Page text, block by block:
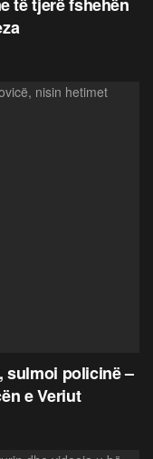
të tjerë fshehën
sulmoi policinë –
e Veriut